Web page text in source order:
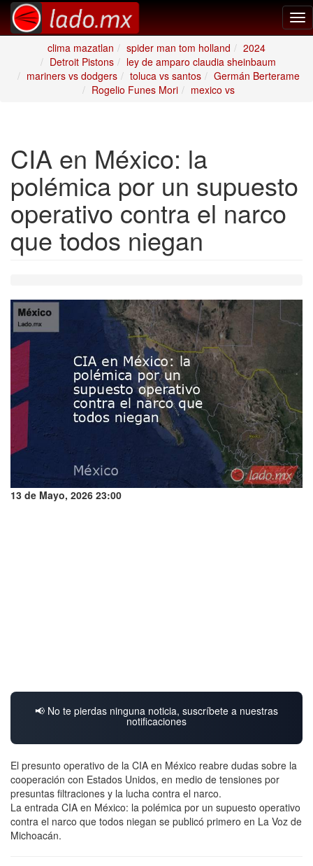
clima mazatlan
spider man tom holland
2024
Detroit Pistons
ley de amparo claudia sheinbaum
mariners vs dodgers
toluca vs santos
Germán Berterame
Rogelio Funes Mori
mexico vs
CIA en México: la
polémica por un supuesto
operativo contra el narco
que todos niegan
13 de Mayo, 2026 23:00
📢 No te pierdas ninguna noticia, suscríbete a nuestras
notificaciones
El presunto operativo de la CIA en México reabre dudas sobre la
cooperación con Estados Unidos, en medio de tensiones por
presuntas filtraciones y la lucha contra el narco.
La entrada CIA en México: la polémica por un supuesto operativo
contra el narco que todos niegan se publicó primero en La Voz de
Michoacán.